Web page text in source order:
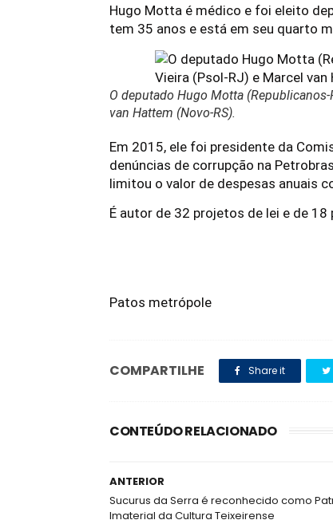
Hugo Motta é médico e foi eleito
tem 35 anos e está em seu quarto
O deputado Hugo Motta
van Hattem (Novo-RS).
Em 2015, ele foi presidente da
denúncias de corrupção na
limitou o valor de despesas anuais
É autor de 32 projetos de lei e de
Patos metrópole
COMPARTILHE Share it
CONTEÚDO RELACIONADO
ANTERIOR
Sucurus da Serra é reconhecido como
Imaterial da Cultura Teixeirense